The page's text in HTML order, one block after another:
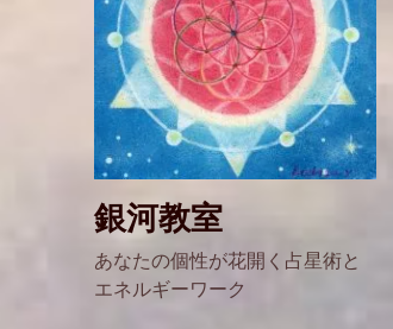
銀河教室
あなたの個性が花開く占星術と
エネルギーワーク